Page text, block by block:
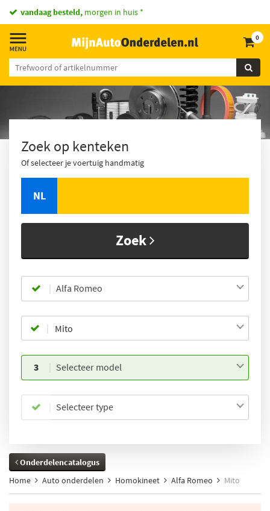
vandaag besteld, morgen in huis *
0
Zoek op kenteken
Of selecteer je voertuig handmatig
NL
Zoek
Alfa Romeo
3 Selecteer model
Selecteer type
Onderdelencatalogus
Home
Auto onderdelen Homokineet Alfa Romeo Mito